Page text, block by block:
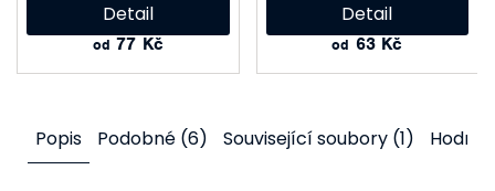
od 77 Kč
Detail
od 63 Kč
Detail
Popis Podobné (6) Související soubory (1)